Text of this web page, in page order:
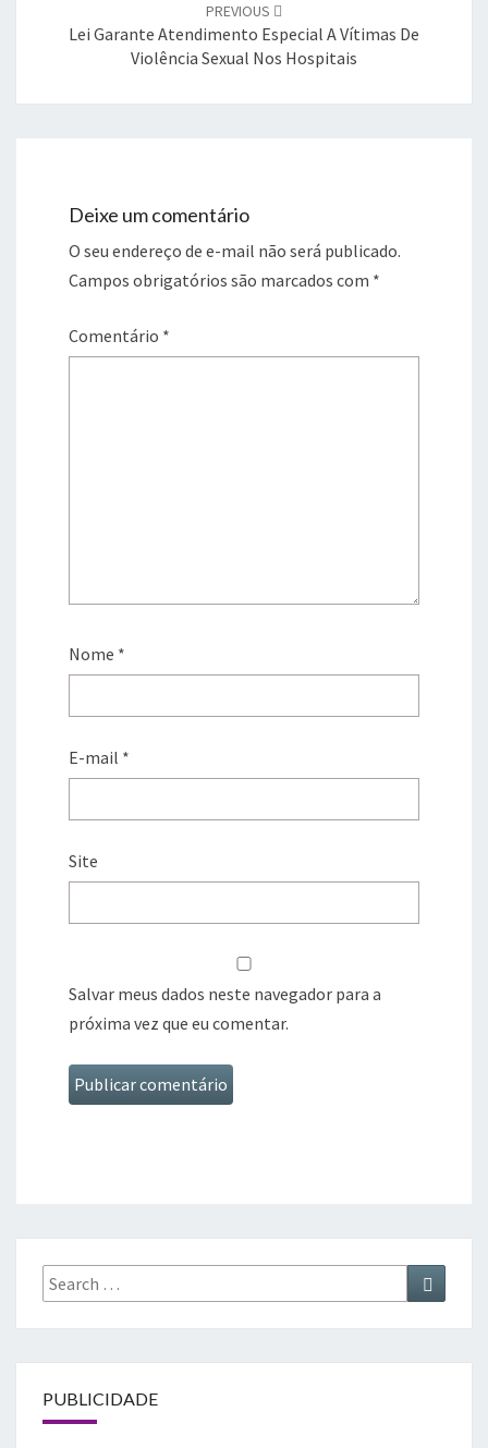
PREVIOUS
Lei Garante Atendimento Especial A Vítimas De
Violência Sexual Nos Hospitais
Deixe um comentário
O seu endereço de e-mail não será publicado.
Campos obrigatórios são marcados com *
Comentário *
Nome *
E-mail *
Site
Salvar meus dados neste navegador para a
próxima vez que eu comentar.
Search
for:
Search
PUBLICIDADE